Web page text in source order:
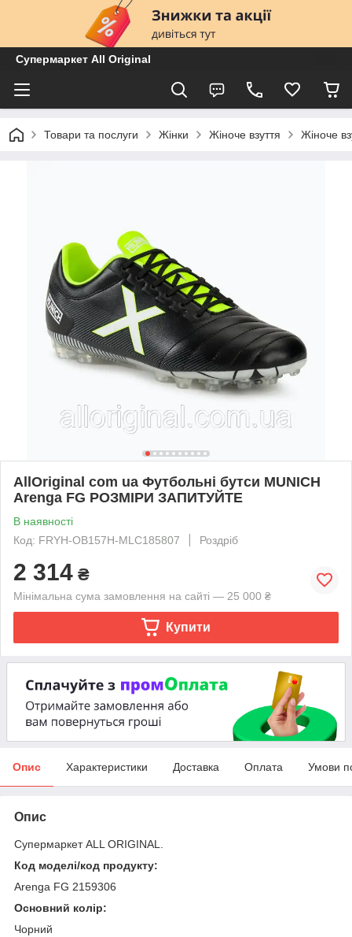
Супермаркет All Original
Товари та послуги Жінки Жіноче взуття Жіноче
AllOriginal com ua Футбольні бутси MUNICH
Arenga FG РОЗМІРИ ЗАПИТУЙТЕ
В наявності
Код: FRYH-OB157H-MLC185807
Роздріб
2 314 ₴
Мінімальна сума замовлення на сайті — 25 000 ₴
Купити
Опис Характеристики Доставка Оплата Умови
Опис
Супермаркет ALL ORIGINAL.
Код моделі/код продукту:
Arenga FG 2159306
Основний колір:
Чорний